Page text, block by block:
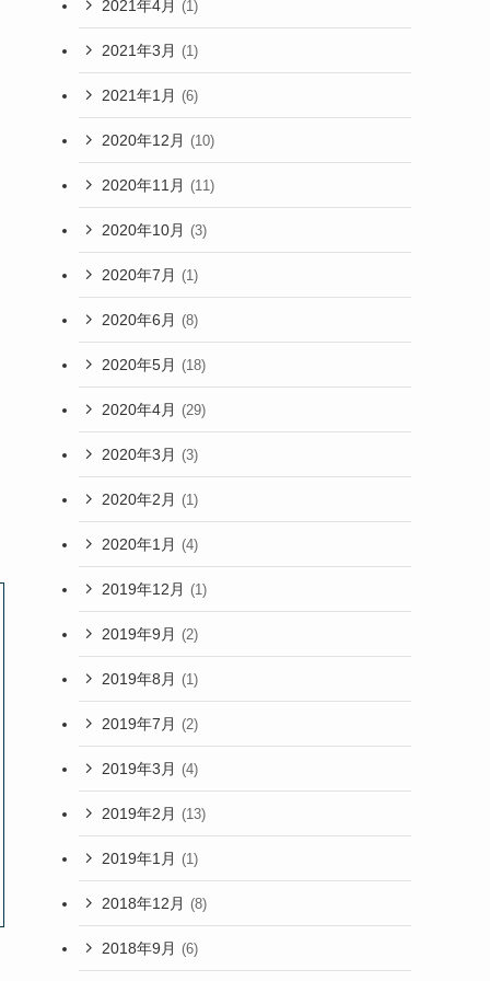
2021年4月 (1)
2021年3月 (1)
2021年1月 (6)
2020年12月 (10)
2020年11月 (11)
2020年10月 (3)
2020年7月 (1)
2020年6月 (8)
2020年5月 (18)
2020年4月 (29)
2020年3月 (3)
2020年2月 (1)
2020年1月 (4)
2019年12月 (1)
2019年9月 (2)
2019年8月 (1)
2019年7月 (2)
2019年3月 (4)
2019年2月 (13)
2019年1月 (1)
2018年12月 (8)
2018年9月 (6)